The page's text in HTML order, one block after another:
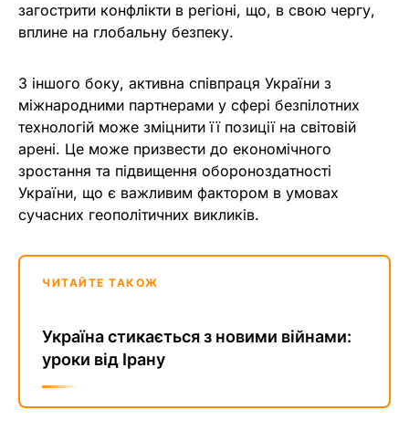
загострити конфлікти в регіоні, що, в свою чергу,
вплине на глобальну безпеку.
З іншого боку, активна співпраця України з
міжнародними партнерами у сфері безпілотних
технологій може зміцнити її позиції на світовій
арені. Це може призвести до економічного
зростання та підвищення обороноздатності
України, що є важливим фактором в умовах
сучасних геополітичних викликів.
ЧИТАЙТЕ ТАКОЖ
Україна стикається з новими війнами:
уроки від Ірану